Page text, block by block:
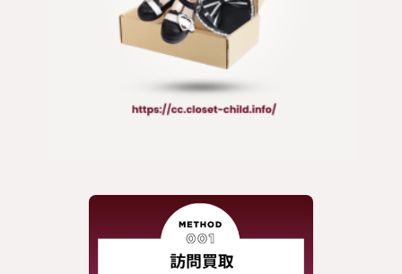
アクセサリー/小物